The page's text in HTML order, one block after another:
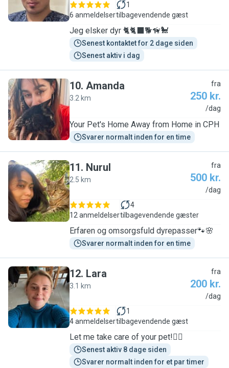
6 anmeldelser
1
tilbagevendende gæst
Jeg elsker dyr 🐈🐈‍⬛🐕🦮🐩
Senest kontaktet for 2 dage siden
Senest aktiv i dag
A
10. Amanda
3.2 km
fra
250 kr.
/dag
Your Pet's Home Away from Home in CPH
Svarer normalt inden for en time
N
11. Nurul
2.5 km
fra
500 kr.
/dag
12 anmeldelser
4
tilbagevendende gæster
Erfaren og omsorgsfuld dyrepasser🐾🌸
Svarer normalt inden for en time
L
12. Lara
3.1 km
fra
200 kr.
/dag
4 anmeldelser
1
tilbagevendende gæst
Let me take care of your pet!✌🏻
Senest aktiv 8 dage siden
Svarer normalt inden for et par timer